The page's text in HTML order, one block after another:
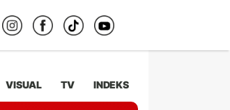
VISUAL TV INDEKS